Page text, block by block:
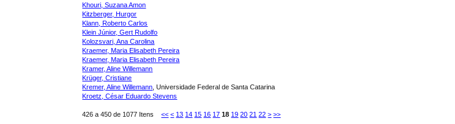
Khouri, Suzana Amon
Kitzberger, Hurgor
Klann, Roberto Carlos
Klein Júnior, Gert Rudolfo
Kolozsvari, Ana Carolina
Kraemer, Maria Elisabeth Pereira
Kraemer, Maria Elisabeth Pereira
Kramer, Aline Willemann
Krüger, Cristiane
Kremer, Aline Willemann , Universidade Federal de Santa Catarina
Kroetz, César Eduardo Stevens
426 a 450 de 1077 Itens<< < 13 14 15 16 17 18 19 20 21 22 > >>